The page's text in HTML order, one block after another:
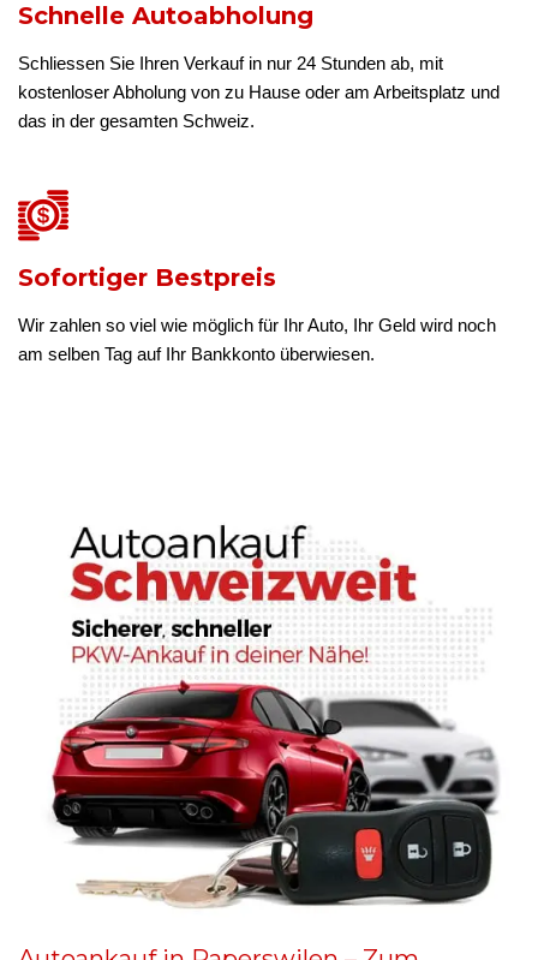
Schnelle Autoabholung
Schliessen Sie Ihren Verkauf in nur 24 Stunden ab, mit
kostenloser Abholung von zu Hause oder am Arbeitsplatz und
das in der gesamten Schweiz.
Sofortiger Bestpreis
Wir zahlen so viel wie möglich für Ihr Auto, Ihr Geld wird noch
am selben Tag auf Ihr Bankkonto überwiesen.